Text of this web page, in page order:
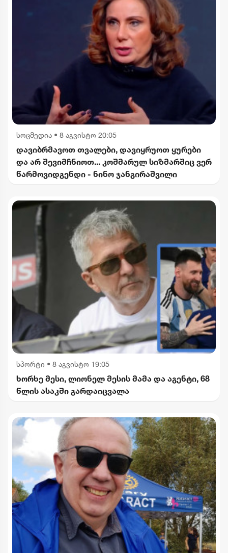
სოცმედია • 8 აგვისტო 20:05
დავიბრმავოთ თვალები, დავიყრუოთ ყურები
და არ შევიმჩნიოთ... კოშმარულ სიზმარშიც ვერ
წარმოვიდგენდი - ნინო ჯანგირაშვილი
სპორტი • 8 აგვისტო 19:05
ხორხე მესი, ლიონელ მესის მამა და აგენტი, 68
წლის ასაკში გარდაიცვალა